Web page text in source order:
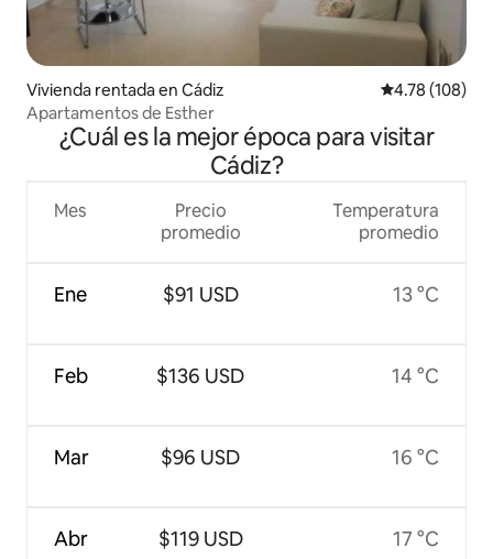
Vivienda rentada en Cádiz Calificación
4.78 (108)
Apartamentos de Esther
¿Cuál es la mejor época para visitar
Cádiz?
Mes
Ene
Feb
Mar
Abr
Precio
promedio
$91 USD
$136 USD
$96 USD
$119 USD
Temperatura
promedio
13 °C
14 °C
16 °C
17 °C